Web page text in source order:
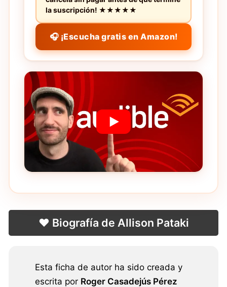
la suscripción! ★★★★★
🎧 ¡Escucha gratis en Amazon!
❤️ Biografía de Allison Pataki
Esta ficha de autor ha sido creada y
escrita por Roger Casadejús Pérez